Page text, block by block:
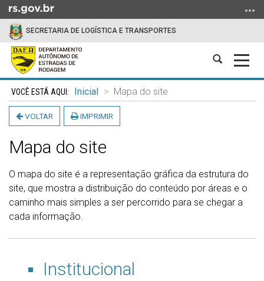
para
conteúdo
para
menu
SECRETARIA DE LOGÍSTICA E TRANSPORTES
Abrir
Início
do
conteúdo
Inicial Mapa do site
VOLTAR IMPRIMIR
Mapa do site
O mapa do site é a representação gráfica da estrutura do
site, que mostra a distribuição do conteúdo por áreas e o
caminho mais simples a ser percorrido para se chegar a
cada informação.
Institucional